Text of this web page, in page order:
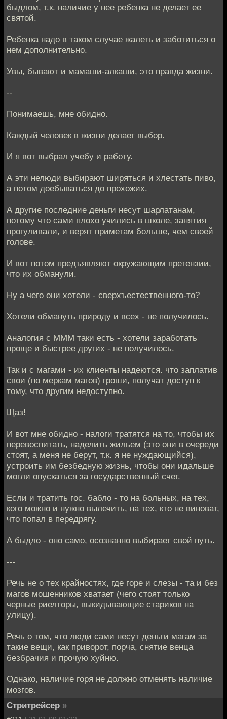
быдлом, т.к. наличие у нее ребенка не делает ее
святой.
Ребенка надо в таком случае жалеть и заботиться о
нем дополнительно.
Увы, бывают и мамаши-алкаши, это правда жизни.
--
Понимаешь, мне обидно.
Каждый человек в жизни делает выбор.
И я вот выбрал учебу и работу.
А эти нелюди выбирают ширяться и хлестать пиво,
а потом доебываться до прохожих.
А другие последние деньги несут шарлатанам,
потому что сами плохо учились в школе, занятия
прогуливали, и верят приметам больше, чем своей
голове.
И вот потом предъявляют окружающим претензии,
что их обманули.
Ну а чего они хотели - сверхъестественного-то?
Хотели обмануть природу и всех - не получилось.
Аналогия с МММ таки есть - хотели заработать
проще и быстрее других - не получилось.
Так и с магами - их клиенты надеются. что заплатив
свои (по меркам магов) гроши, получат доступ к
тому, что другим недоступно.
Щаз!
И вот мне обидно - налоги тратятся на то, чтобы их
перевоспитать, наделить жильем (это они в очереди
стоят, а меня не берут, т.к. я не нуждающийся),
устроить им безбедную жизнь, чтобы они идальше
могли опускаться за государственный счет.
Если и тратить гос. бабло - то на больных, на тех,
кого можно и нужно вылечить, на тех, кто не виноват,
что попал в передрягу.
А быдло - оно само, осознанно выбирает свой путь.
---
Речь не о тех крайностях, где горе и слезы - та и без
магов мошенников хватает (чего стоят только
черные риелторы, выкидывающие стариков на
улицу).
Речь о том, что люди сами несут деньги магам за
такие вещи, как приворот, порча, снятие венца
безбрачия и прочую хуйню.
Однако, наличие горя не должно отменять наличие
мозгов.
Стритрейсер »